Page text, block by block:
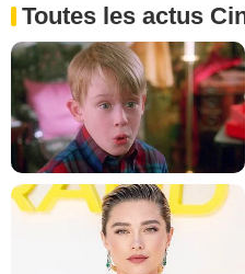
Toutes les actus